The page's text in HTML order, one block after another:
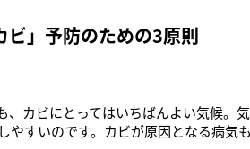
が上がってくると、繁殖するカビやダ
ビ」予防のための3原則
、カビにとってはいちばんよい気候。
やすいのです。カビが原因となる病気